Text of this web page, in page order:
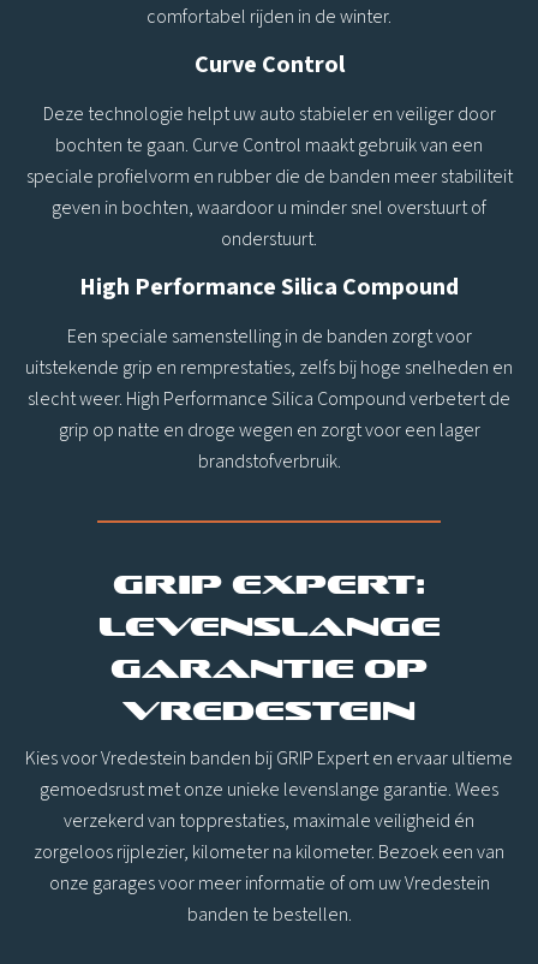
comfortabel rijden in de winter.
Curve Control
Deze technologie helpt uw auto stabieler en veiliger door
bochten te gaan. Curve Control maakt gebruik van een
speciale profielvorm en rubber die de banden meer stabiliteit
geven in bochten, waardoor u minder snel overstuurt of
onderstuurt.
High Performance Silica Compound
Een speciale samenstelling in de banden zorgt voor
uitstekende grip en remprestaties, zelfs bij hoge snelheden en
slecht weer. High Performance Silica Compound verbetert de
grip op natte en droge wegen en zorgt voor een lager
brandstofverbruik.
GRIP Expert:
levenslange
garantie op
Vredestein
Kies voor Vredestein banden bij GRIP Expert en ervaar ultieme
gemoedsrust met onze unieke levenslange garantie. Wees
verzekerd van topprestaties, maximale veiligheid én
zorgeloos rijplezier, kilometer na kilometer. Bezoek een van
onze garages voor meer informatie of om uw Vredestein
banden te bestellen.